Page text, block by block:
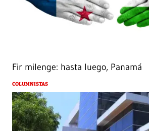
Fir milenge: hasta luego, Panamá
COLUMNISTAS